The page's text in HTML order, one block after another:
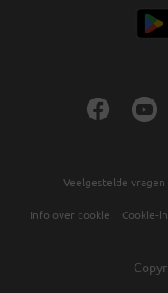
Veelgestelde vragen
Info over cookie Cookie-